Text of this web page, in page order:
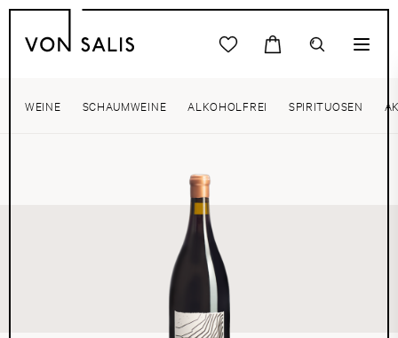
WEINE SCHAUMWEINE ALKOHOLFREI SPIRITUOSEN